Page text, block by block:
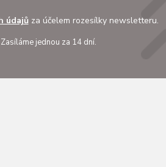
údajůza účelem rozesílky newsletteru.
jednou za 14 dní.